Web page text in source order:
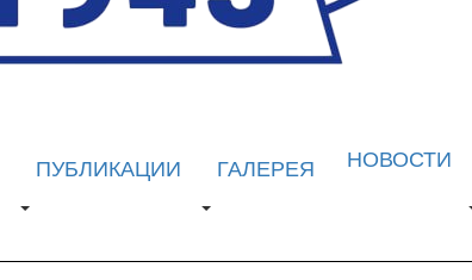
ПУБЛИКАЦИИ ГАЛЕРЕЯ НОВОСТИ